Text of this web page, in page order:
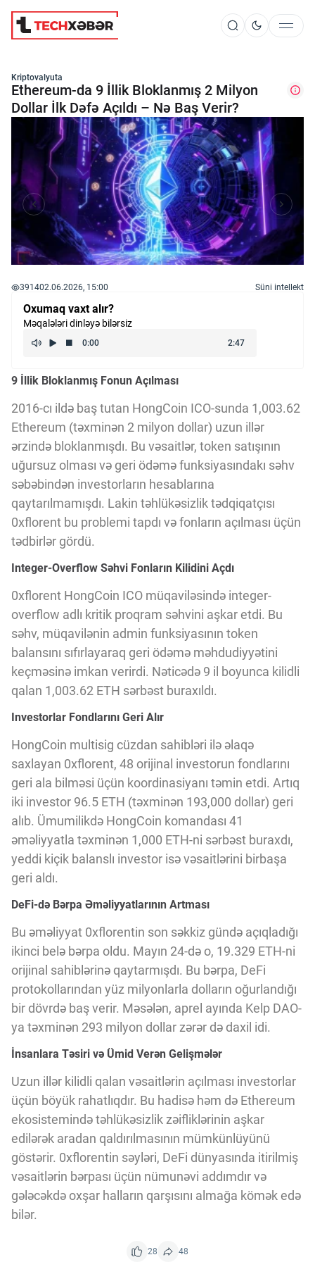
Süni İntellekt
Elm və Kosmos
Texnoloji İnkişaf
İnnovasiya və Startaplar
Robot və Cihazlar
Kriptovalyuta
ÇƏRƏZLƏR SİYASƏTİ
İSTIFADƏ ŞƏRTLƏRİ
MƏXFİLİK SİYASƏTİ
Haqqımızda
Vizyoner Baxışı
Innovasiya Bələdçisi
Gələcəyin Təhlili
Podkastlar
Kriptovalyuta
Ethereum-da 9 İllik Bloklanmış 2 Milyon
Dollar İlk Dəfə Açıldı – Nə Baş Verir?
391402.06.2026, 15:00 Süni intellekt
Oxumaq vaxt alır?
Məqalələri dinləyə bilərsiz
9 İllik Bloklanmış Fonun Açılması
2016-cı ildə baş tutan HongCoin ICO-sunda 1,003.62
Ethereum (təxminən 2 milyon dollar) uzun illər
ərzində bloklanmışdı. Bu vəsaitlər, token satışının
uğursuz olması və geri ödəmə funksiyasındakı səhv
səbəbindən investorların hesablarına
qaytarılmamışdı. Lakin təhlükəsizlik tədqiqatçısı
0xflorent bu problemi tapdı və fonların açılması üçün
tədbirlər gördü.
Integer-Overflow Səhvi Fonların Kilidini Açdı
0xflorent HongCoin ICO müqaviləsində integer-
overflow adlı kritik proqram səhvini aşkar etdi. Bu
səhv, müqavilənin admin funksiyasının token
balansını sıfırlayaraq geri ödəmə məhdudiyyətini
keçməsinə imkan verirdi. Nəticədə 9 il boyunca kilidli
qalan 1,003.62 ETH sərbəst buraxıldı.
Investorlar Fondlarını Geri Alır
HongCoin multisig cüzdan sahibləri ilə əlaqə
saxlayan 0xflorent, 48 orijinal investorun fondlarını
geri ala bilməsi üçün koordinasiyanı təmin etdi. Artıq
iki investor 96.5 ETH (təxminən 193,000 dollar) geri
alıb. Ümumilikdə HongCoin komandası 41
əməliyyatla təxminən 1,000 ETH-ni sərbəst buraxdı,
yeddi kiçik balanslı investor isə vəsaitlərini birbaşa
geri aldı.
DeFi-də Bərpa Əməliyyatlarının Artması
Bu əməliyyat 0xflorentin son səkkiz gündə açıqladığı
ikinci belə bərpa oldu. Mayın 24-də o, 19.329 ETH-ni
orijinal sahiblərinə qaytarmışdı. Bu bərpa, DeFi
protokollarından yüz milyonlarla dolların oğurlandığı
bir dövrdə baş verir. Məsələn, aprel ayında Kelp DAO-
ya təxminən 293 milyon dollar zərər də daxil idi.
İnsanlara Təsiri və Ümid Verən Gelişmələr
Uzun illər kilidli qalan vəsaitlərin açılması investorlar
üçün böyük rahatlıqdır. Bu hadisə həm də Ethereum
ekosistemində təhlükəsizlik zəifliklərinin aşkar
edilərək aradan qaldırılmasının mümkünlüyünü
göstərir. 0xflorentin səyləri, DeFi dünyasında itirilmiş
vəsaitlərin bərpası üçün nümunəvi addımdır və
gələcəkdə oxşar halların qarşısını almağa kömək edə
bilər.
28 48